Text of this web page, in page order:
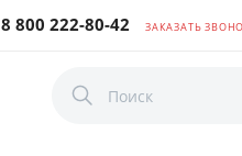
8 800 222-80-42 ЗАКАЗАТЬ